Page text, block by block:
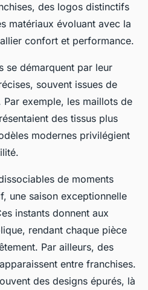
des logos distinctifs
matériaux évoluant avec la
confort et performance.
se démarquent par leur
souvent issues de
exemple, les maillots de
des tissus plus
modernes privilégient
de moments
une saison exceptionnelle
instants donnent aux
rendant chaque pièce
Par ailleurs, des
entre franchises.
des designs épurés, là